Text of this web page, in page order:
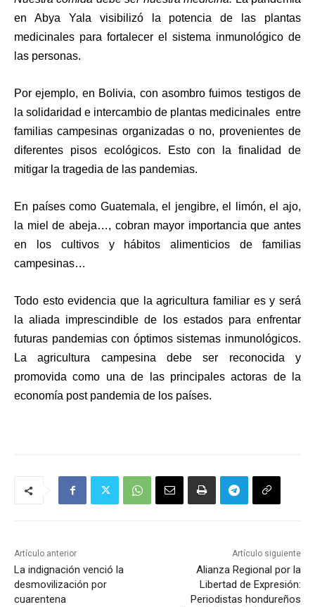
en Abya Yala visibilizó la potencia de las plantas
medicinales para fortalecer el sistema inmunológico de
las personas.
Por ejemplo, en Bolivia, con asombro fuimos testigos de
la solidaridad e intercambio de plantas medicinales entre
familias campesinas organizadas o no, provenientes de
diferentes pisos ecológicos. Esto con la finalidad de
mitigar la tragedia de las pandemias.
En países como Guatemala, el jengibre, el limón, el ajo,
la miel de abeja…, cobran mayor importancia que antes
en los cultivos y hábitos alimenticios de familias
campesinas…
Todo esto evidencia que la agricultura familiar es y será
la aliada imprescindible de los estados para enfrentar
futuras pandemias con óptimos sistemas inmunológicos.
La agricultura campesina debe ser reconocida y
promovida como una de las principales actoras de la
economía post pandemia de los países.
Artículo anterior
La indignación venció la
desmovilización por
cuarentena
Artículo siguiente
Alianza Regional por la
Libertad de Expresión:
Periodistas hondureños